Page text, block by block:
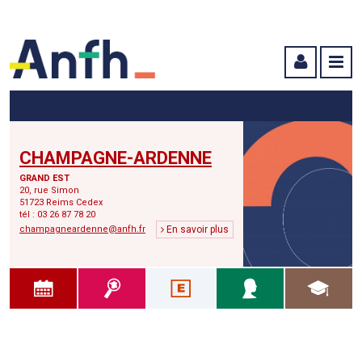
CHAMPAGNE-ARDENNE
GRAND EST
20, rue Simon
51723 Reims Cedex
tél : 03 26 87 78 20
champagneardenne@anfh.fr
En savoir plus